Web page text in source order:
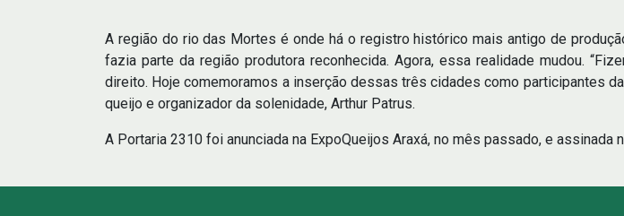
A região do rio das Mortes é onde há o registro histórico mais antigo de
fazia parte da região produtora reconhecida. Agora, essa realidade mudou.
direito. Hoje comemoramos a inserção dessas três cidades como participantes
queijo e organizador da solenidade, Arthur Patrus.
A Portaria 2310 foi anunciada na ExpoQueijos Araxá, no mês passado, e assinada